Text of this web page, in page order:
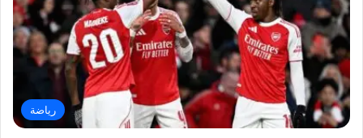
رياضة